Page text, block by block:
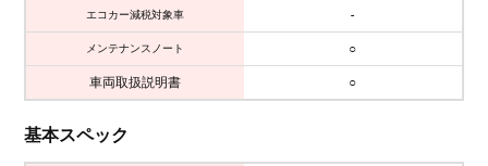
エコカー減税対象車 -
メンテナンスノート ○
車両取扱説明書 ○
基本スペック